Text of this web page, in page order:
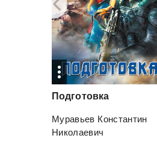
Подготовка
Муравьев Константин
Николаевич